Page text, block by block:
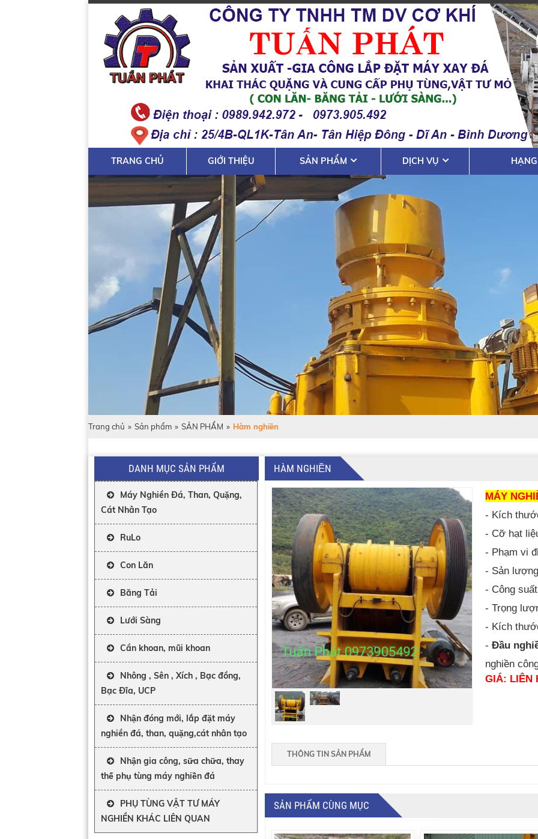
TRANG CHỦ GIỚI THIỆU SẢN PHẨM DỊCH VỤ
Trang chủ » Sản phẩm » SẢN PHẨM » Hàm nghiền
DANH MỤC SẢN PHẨM
Máy Nghiền Đá, Than, Quặng,
Cát Nhân Tạo
RuLo
Con Lăn
Băng Tải
Lưới Sàng
Cần khoan, mũi khoan
Nhông , Sên , Xích , Bạc đồng,
Bạc Đĩa, UCP
Nhận đóng mới, lắp đặt máy
nghiền đá, than, quặng,cát nhân tạo
Nhận gia công, sữa chữa, thay
thế phụ tùng máy nghiền đá
PHỤ TÙNG VẬT TƯ MÁY
NGHIỀN KHÁC LIÊN QUAN
HÀM NGHIỀN
MÁY
- Kích
- Cỡ hạt
- Phạm vi
- Sản
- Công
- Trọng
- Kích
- Đầu
nghiền
GIÁ: LIÊN
THÔNG TIN SẢN PHẨM
SẢN PHẨM CÙNG MỤC